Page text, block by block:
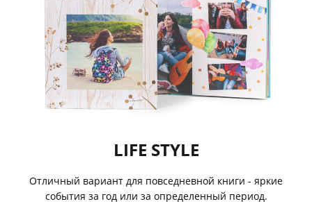
LIFE STYLE
Отличный вариант для повседневной книги - яркие
события за год или за определенный период.